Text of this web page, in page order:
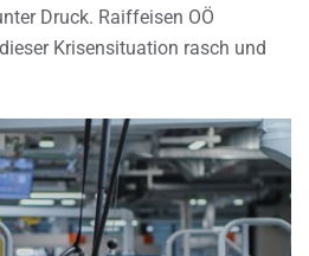
Druck. Raiffeisen OÖ
Krisensituation rasch und